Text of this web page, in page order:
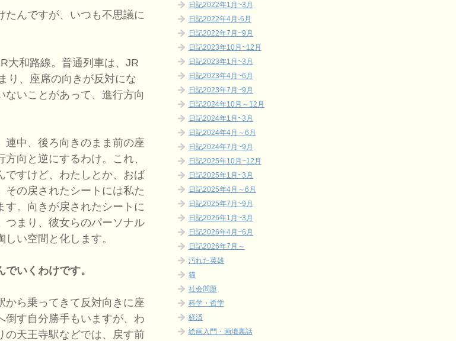
んですが、いつも不思議に
大和路線。普通列車は、JR
り、座席の向きが反対にな
ないことがあって、進行方向
中、後ろ向きのまま前の座
向と逆にするわけ。これ、
ですけど、わたしとか、おば
その戻されたシートには私た
す。向きが戻されたシートに
つまり、彼女らのパーソナル
い空間と化します。
いくわけです。
ら乗ってきて反対向きに座
倒す自分勝手もいますが、わ
の天王寺駅などでは、戻す前
日記2022年1月~3月
日記2022年4月-6月
日記2022年7月~9月
日記2023年10月~12月
日記2023年1月~3月
日記2023年4月~6月
日記2023年7月~9月
日記2024年10月～12月
日記2024年1月~3月
日記2024年4月～6月
日記2024年7月~9月
日記2025年10月~12月
日記2025年1月~3月
日記2025年4月～6月
日記2025年7月~9月
日記2026年1月~3月
日記2026年4月~6月
日記2026年7月～
汚れた英雄
猫
社会問題
科学・哲学
経済
絵画入門・画壇裏話